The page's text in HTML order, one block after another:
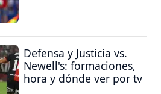
Defensa y Justicia vs.
Newell's: formaciones,
hora y dónde ver por tv